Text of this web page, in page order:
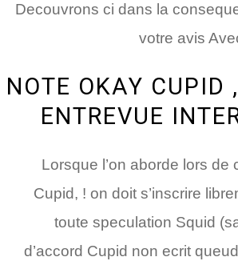
Decouvrons ci dans la
votre avis
NOTE OKAY CUPID
ENTREVUE
Lorsque l’on aborde lors de
Cupid, ! on doit s’inscrire
toute speculation Squid
d’accord Cupid non ecrit